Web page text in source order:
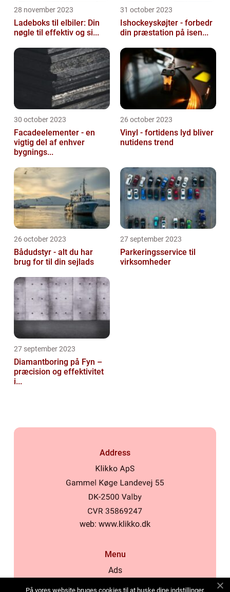
28 november 2023
Ladeboks til elbiler: Din
nøgle til effektiv og si...
31 october 2023
Ishockeyskøjter - forbedr
din præstation på isen...
30 october 2023
Facadeelementer - en
vigtig del af enhver
bygnings...
26 october 2023
Vinyl - fortidens lyd bliver
nutidens trend
26 october 2023
Bådudstyr - alt du har
brug for til din sejlads
27 september 2023
Parkeringsservice til
virksomheder
27 september 2023
Diamantboring på Fyn –
præcision og effektivitet
i...
Address
web: www.klikko.dk
Menu
Ads
På vores website bruges cookies til at huske dine indstillinger,